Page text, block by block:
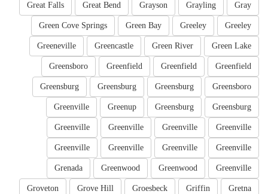
Gray
Grayling
Grayson
Great Bend
Great Falls
Greeley
Greeley
Green Bay
Green Cove Springs
Green Lake
Green River
Greencastle
Greeneville
Greenfield
Greenfield
Greenfield
Greensboro
Greensboro
Greensburg
Greensburg
Greensburg
Greensburg
Greensburg
Greenup
Greenville
Greenville
Greenville
Greenville
Greenville
Greenville
Greenville
Greenville
Greenville
Greenville
Greenwood
Greenwood
Grenada
Gretna
Griffin
Groesbeck
Grove Hill
Groveton